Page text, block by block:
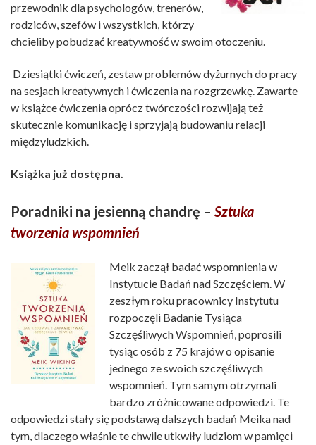
przewodnik dla psychologów, trenerów,
rodziców, szefów i wszystkich, którzy
chcieliby pobudzać kreatywność w swoim otoczeniu.
Dziesiątki ćwiczeń, zestaw problemów dyżurnych do pracy
na sesjach kreatywnych i ćwiczenia na rozgrzewkę. Zawarte
w książce ćwiczenia oprócz twórczości rozwijają też
skutecznie komunikację i sprzyjają budowaniu relacji
międzyludzkich.
Książka już dostępna.
Poradniki na jesienną chandrę – Sztuka
tworzenia wspomnień
Meik zaczął badać wspomnienia w
Instytucie Badań nad Szczęściem. W
zeszłym roku pracownicy Instytutu
rozpoczęli Badanie Tysiąca
Szczęśliwych Wspomnień, poprosili
tysiąc osób z 75 krajów o opisanie
jednego ze swoich szczęśliwych
wspomnień. Tym samym otrzymali
bardzo zróżnicowane odpowiedzi. Te
odpowiedzi stały się podstawą dalszych badań Meika nad
tym, dlaczego właśnie te chwile utkwiły ludziom w pamięci